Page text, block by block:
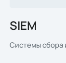
SIEM
Системы сбора